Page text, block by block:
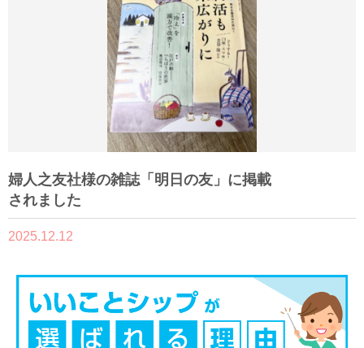
婦人之友社様の雑誌「明日の友」に掲載
されました
2025.12.12